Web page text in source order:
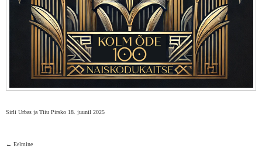
Sirli Urbas ja Tiiu Pirsko 18. juunil 2025
← Eelmine